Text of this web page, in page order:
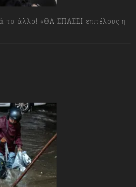
άλλο! «ΘΑ ΣΠΑΣΕΙ επιτέλους η